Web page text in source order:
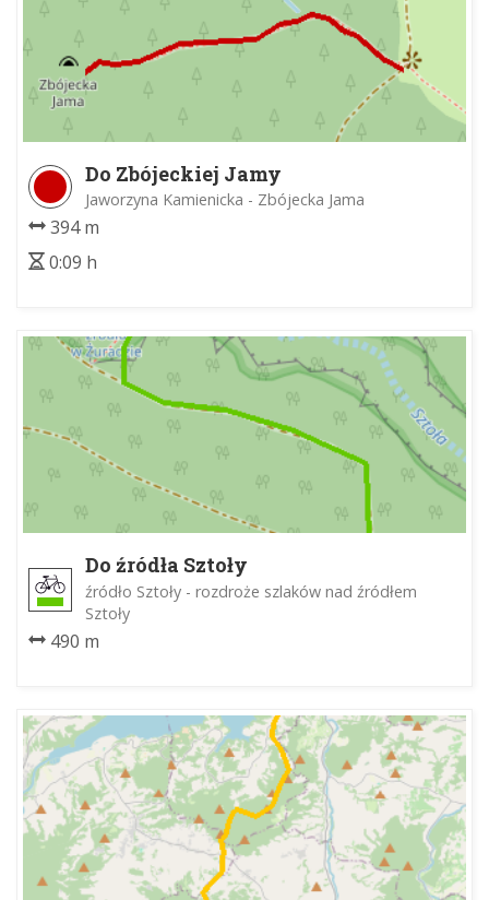
Do Zbójeckiej Jamy
Jaworzyna Kamienicka - Zbójecka Jama
394 m
0:09 h
Do źródła Sztoły
źródło Sztoły - rozdroże szlaków nad źródłem
Sztoły
490 m